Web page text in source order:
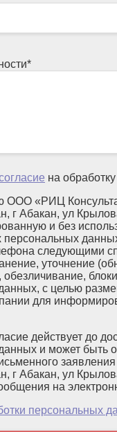
*
на
ООО «РИЦ
г Абакан, ул
и без
персональных
следующими
уточнение
обезличивание,
с целью
для
действует до
и может быть
г Абакан, ул
на
персональных